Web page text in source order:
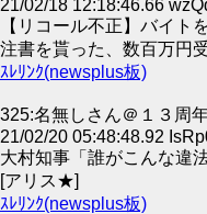
21/02/18 12:18:46.66
【リコール不正】バイト
注書を貰った、数百万円
ｽﾚﾘﾝｸ(newsplus板)
325:名無しさん＠１３周
21/02/20 05:48:48.92
大村知事「誰がこんな違
[アリス★]
ｽﾚﾘﾝｸ(newsplus板)